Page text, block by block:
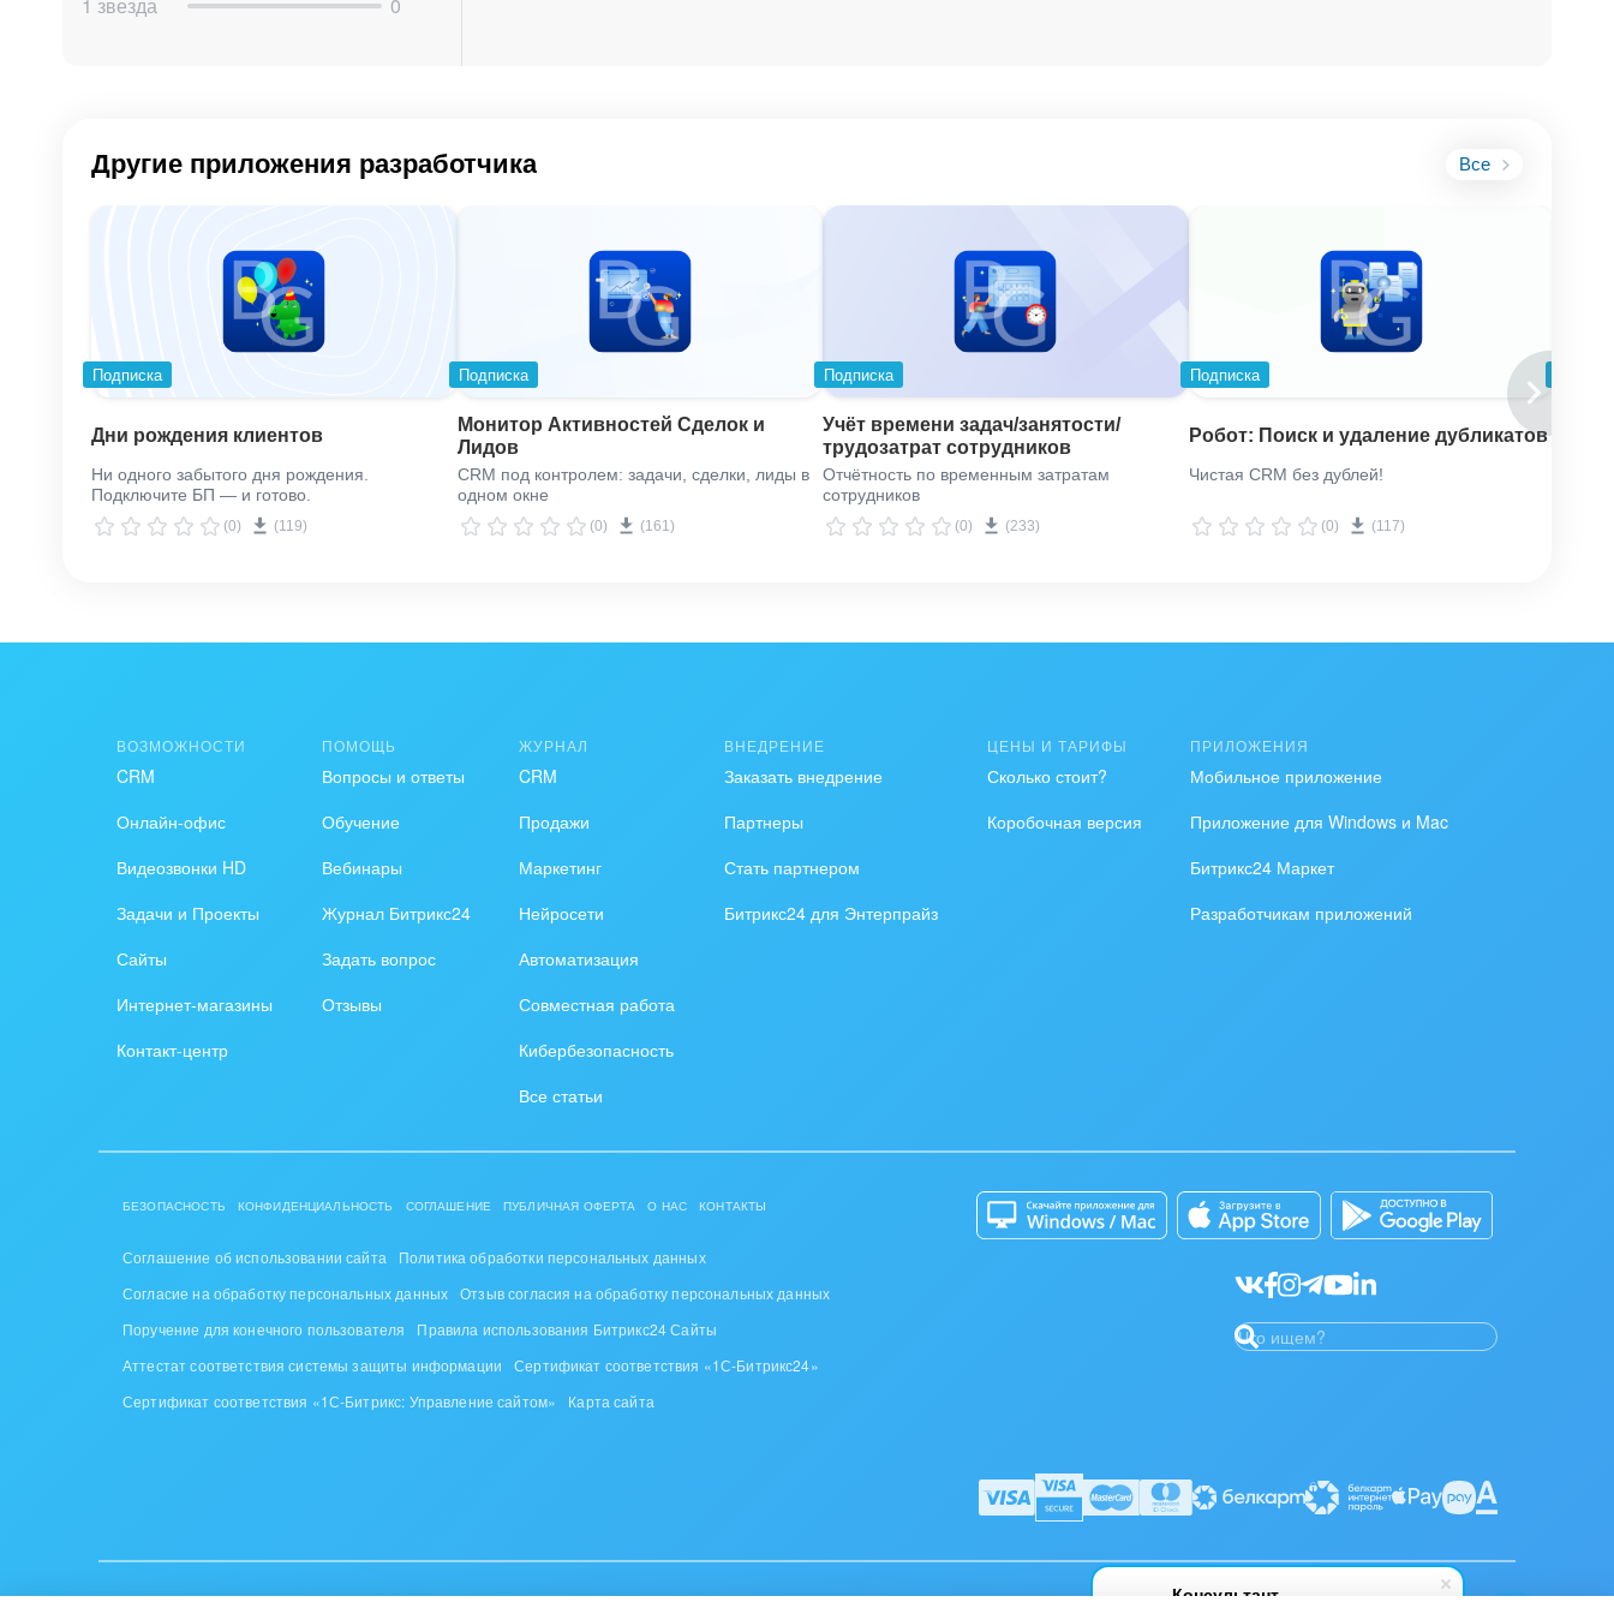
Консультант
Другие приложения разработчика Все
Подписка
Дни рождения клиентов
Ни одного забытого дня рождения.
Подключите БП — и готово.
(0) (119)
Подписка
Монитор Активностей Сделок и
Лидов
CRM под контролем: задачи, сделки, лиды в
одном окне
(0) (161)
Подписка
Учёт времени задач/занятости/
трудозатрат сотрудников
Отчётность по временным затратам
сотрудников
(0) (233)
Подписка
Робот: Поиск и удаление дубликатов
Чистая CRM без дублей!
(0) (117)
ВОЗМОЖНОСТИ
CRM
Онлайн-офис
Видеозвонки HD
Задачи и Проекты
Сайты
Интернет-магазины
Контакт-центр
ПОМОЩЬ
Вопросы и ответы
Обучение
Вебинары
Журнал Битрикс24
Задать вопрос
Отзывы
ЖУРНАЛ
CRM
Продажи
Маркетинг
Нейросети
Автоматизация
Совместная работа
Кибербезопасность
Все статьи
ВНЕДРЕНИЕ
Заказать внедрение
Партнеры
Стать партнером
Битрикс24 для Энтерпрайз
ЦЕНЫ И ТАРИФЫ
Сколько стоит?
Коробочная версия
ПРИЛОЖЕНИЯ
Мобильное приложение
Приложение для Windows и Mac
Битрикс24 Маркет
Разработчикам приложений
БЕЗОПАСНОСТЬ КОНФИДЕНЦИАЛЬНОСТЬ СОГЛАШЕНИЕ ПУБЛИЧНАЯ ОФЕРТА О НАС КОНТАКТЫ
Соглашение об использовании сайта
Политика обработки персональных данных
Согласие на обработку персональных данных Отзыв согласия на обработку персональных данных
Поручение для конечного пользователя
Правила использования Битрикс24 Сайты
Аттестат соответствия системы защиты информации
Сертификат соответствия «1С-Битрикс24»
Сертификат соответствия «1С-Битрикс: Управление сайтом»
Карта сайта